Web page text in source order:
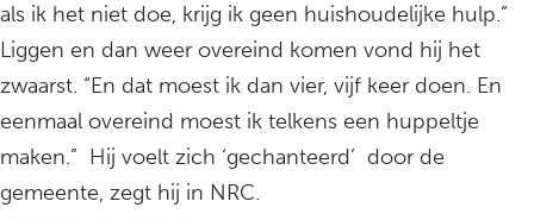
als ik het niet doe, krijg ik geen huishoudelijke hulp.”
Liggen en dan weer overeind komen vond hij het
zwaarst. “En dat moest ik dan vier, vijf keer doen. En
eenmaal overeind moest ik telkens een huppeltje
maken.” Hij voelt zich ‘gechanteerd’ door de
gemeente, zegt hij in NRC.